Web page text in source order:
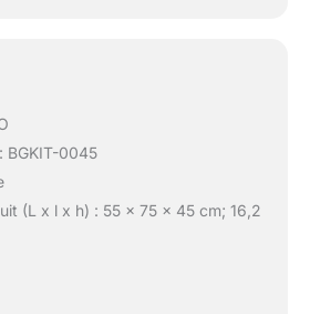
BGKIT-0045
(L x l x h) : 55 x 75 x 45 cm; 16,2